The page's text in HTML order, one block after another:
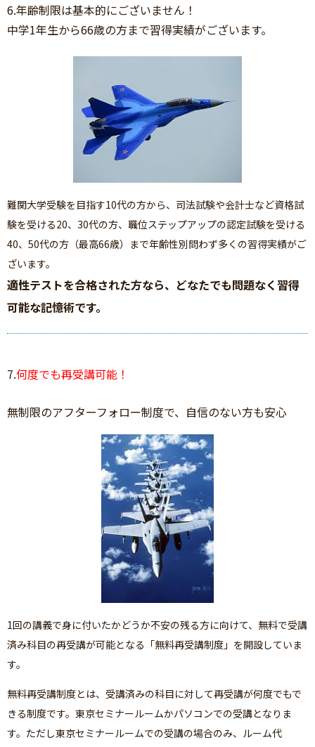
6.年齢制限は基本的にございません！
中学1年生から66歳の方まで習得実績がございます。
難関大学受験を目指す10代の方から、司法試験や会計士など資格試
験を受ける20、30代の方、職位ステップアップの認定試験を受ける
40、50代の方（最高66歳）まで年齢性別問わず多くの習得実績がご
ざいます。
適性テストを合格された方なら、どなたでも問題なく習得
可能な記憶術です。
7.何度でも再受講可能！
無制限のアフターフォロー制度で、自信のない方も安心
1回の講義で身に付いたかどうか不安の残る方に向けて、無料で受講
済み科目の再受講が可能となる「無料再受講制度」を開設していま
す。
無料再受講制度とは、受講済みの科目に対して再受講が何度でもで
きる制度です。東京セミナールームかパソコンでの受講となりま
す。ただし東京セミナールームでの受講の場合のみ、ルーム代